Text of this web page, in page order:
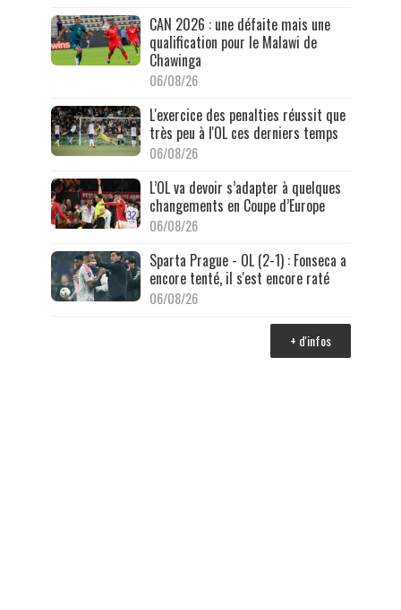
CAN 2026 : une défaite mais une
qualification pour le Malawi de
Chawinga
06/08/26
L'exercice des penalties réussit que
très peu à l'OL ces derniers temps
06/08/26
L’OL va devoir s’adapter à quelques
changements en Coupe d’Europe
06/08/26
Sparta Prague - OL (2-1) : Fonseca a
encore tenté, il s'est encore raté
06/08/26
+ d'infos